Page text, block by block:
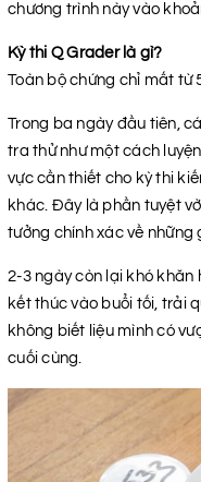
chương trình này vào
Kỳ thi Q Grader là gì?
Toàn bộ chứng chỉ mất từ
Trong ba ngày đầu tiên,
tra thử như một cách
vực cần thiết cho kỳ thi
khác. Đây là phần tuyệt
tưởng chính xác về những
2-3 ngày còn lại khó khăn
kết thúc vào buổi tối, trải
không biết liệu mình có
cuối cùng.